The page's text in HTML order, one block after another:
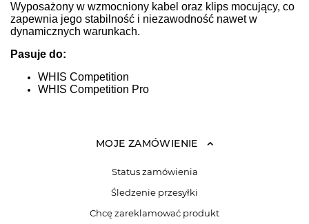
Wyposażony w wzmocniony kabel oraz klips mocujący, co
zapewnia jego stabilność i niezawodność nawet w
dynamicznych warunkach.
Pasuje do:
WHIS Competition
WHIS Competition Pro
MOJE ZAMÓWIENIE
Status zamówienia
Śledzenie przesyłki
Chcę zareklamować produkt